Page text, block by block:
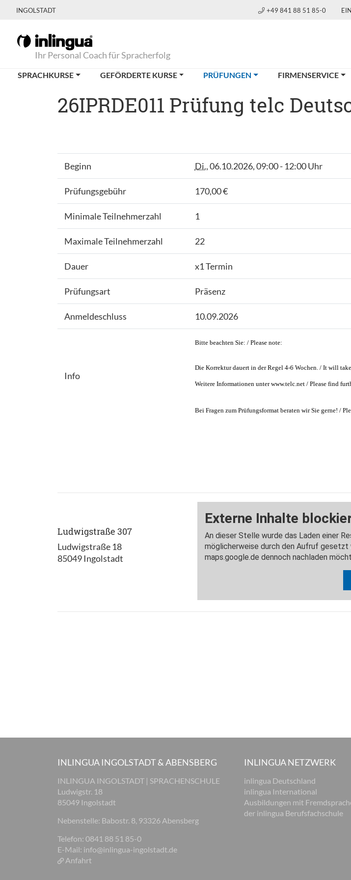
INGOLSTADT +49 841 88 51 85-0
Ihr Personal Coach für Spracherfolg
SPRACHKURSE GEFÖRDERTE KURSE PRÜFUNGEN (CURRENT)FIRMENSERVICE
26IPRDE011 Prüfung telc
Beginn Di., 06.10.2026, 09:00 - 12:00 Uhr
Prüfungsgebühr 170,00 €
Minimale Teilnehmerzahl 1
Maximale Teilnehmerzahl 22
Dauer x1 Termin
Prüfungsart Präsenz
Anmeldeschluss 10.09.2026
Info
Bitte beachten Sie: / Please note:
Die Korrektur dauert in der Regel 4-6 Wochen. / It will
Weitere Informationen unter www.telc.net / Please find
Bei Fragen zum Prüfungsformat beraten wir Sie gerne! /
Ludwigstraße 307
Ludwigstraße 18
85049 Ingolstadt
INLINGUA INGOLSTADT & ABENSBERG
INLINGUA INGOLSTADT | SPRACHENSCHULE
Ludwigstr. 18
85049 Ingolstadt
Nebenstelle: Babostr. 8, 93326 Abensberg
Telefon: 0841 88 51 85-0
E-Mail: info@inlingua-ingolstadt.de
Anfahrt
INLINGUA NETZWERK
inlingua Deutschland
inlingua International
Ausbildungen mit
der inlingua Berufsfachschule